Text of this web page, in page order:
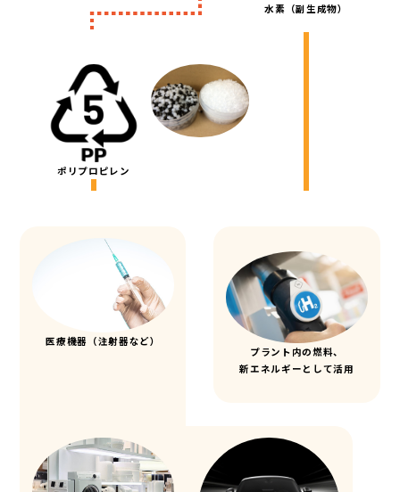
水素 （副生成物）
ポリプロピレン
医療機器 （注射器など）
プラント内の燃料、
新エネルギーとして活用